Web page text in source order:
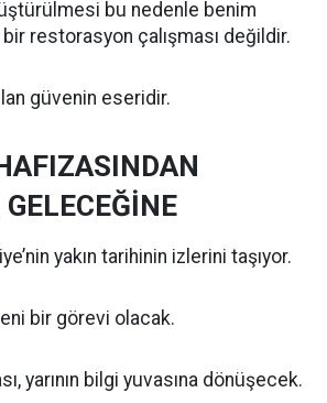
bu nedenle benim
restorasyon çalışması değildir.
güvenin eseridir.
yakın tarihinin izlerini taşıyor.
bir görevi olacak.
yarının bilgi yuvasına dönüşecek.